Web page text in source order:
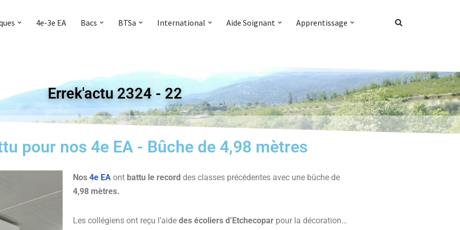
4e-3e EA Bacs BTSa International Aide Soignant Apprentissage
Errek'actu 2324 - 22
pour nos 4e EA - Bûche de 4,98 mètres
Nos 4e EA ont battu le record des classes précédentes avec une bûche de
4,98 mètres.
Les collégiens ont reçu l’aide des écoliers d’Etchecopar pour la décoration…